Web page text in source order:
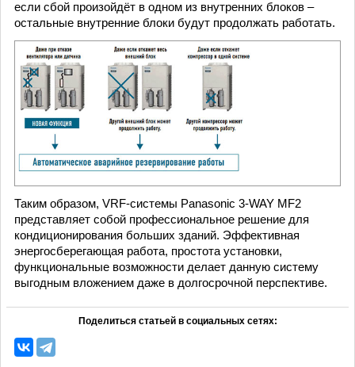
если сбой произойдёт в одном из внутренних блоков –
остальные внутренние блоки будут продолжать работать.
Таким образом, VRF-системы Panasonic 3-WAY MF2
представляет собой профессиональное решение для
кондиционирования больших зданий. Эффективная
энергосберегающая работа, простота установки,
функциональные возможности делает данную систему
выгодным вложением даже в долгосрочной перспективе.
Поделиться статьей в социальных сетях: